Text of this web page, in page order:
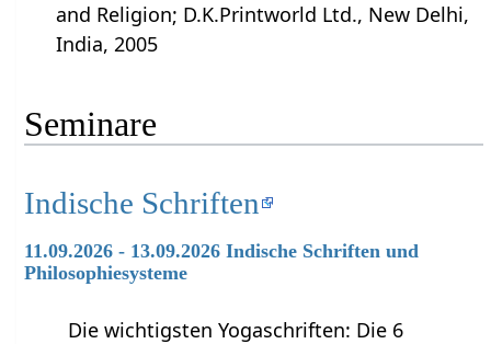
and Religion; D.K.Printworld Ltd., New Delhi,
India, 2005
Seminare
Indische Schriften
11.09.2026 - 13.09.2026 Indische Schriften und
Philosophiesysteme
Die wichtigsten Yogaschriften: Die 6